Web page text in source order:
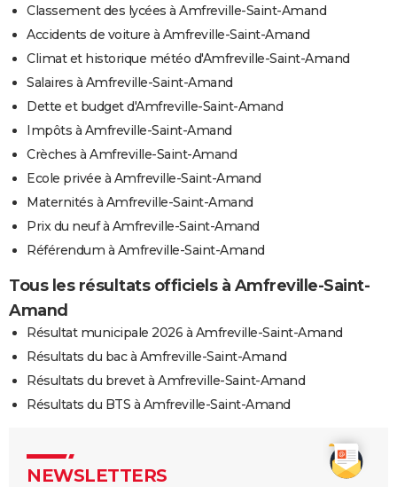
Classement des lycées à Amfreville-Saint-Amand
Accidents de voiture à Amfreville-Saint-Amand
Climat et historique météo d'Amfreville-Saint-Amand
Salaires à Amfreville-Saint-Amand
Dette et budget d'Amfreville-Saint-Amand
Impôts à Amfreville-Saint-Amand
Crèches à Amfreville-Saint-Amand
Ecole privée à Amfreville-Saint-Amand
Maternités à Amfreville-Saint-Amand
Prix du neuf à Amfreville-Saint-Amand
Référendum à Amfreville-Saint-Amand
Tous les résultats officiels à Amfreville-Saint-
Amand
Résultat municipale 2026 à Amfreville-Saint-Amand
Résultats du bac à Amfreville-Saint-Amand
Résultats du brevet à Amfreville-Saint-Amand
Résultats du BTS à Amfreville-Saint-Amand
NEWSLETTERS